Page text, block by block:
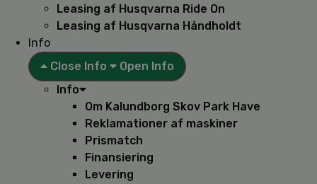
Leasing af Husqvarna Ride On
Leasing af Husqvarna Håndholdt
Info
Close Info
Open Info
Info
Om Kalundborg Skov Park Have
Reklamationer af maskiner
Prismatch
Finansiering
Levering